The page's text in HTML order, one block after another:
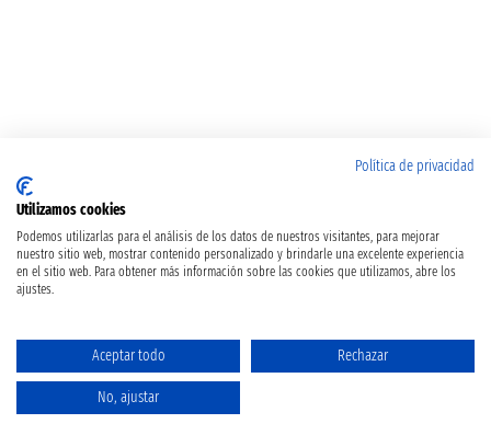
Política de privacidad
Utilizamos cookies
Podemos utilizarlas para el análisis de los datos de nuestros visitantes, para mejorar
nuestro sitio web, mostrar contenido personalizado y brindarle una excelente experiencia
en el sitio web. Para obtener más información sobre las cookies que utilizamos, abre los
ajustes.
Aceptar todo Rechazar
No, ajustar